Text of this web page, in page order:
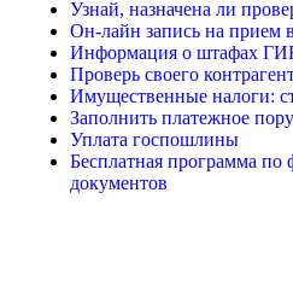
Узнай, назначена ли
Он-лайн запись на прием
Информация о штафах
Проверь своего
Имущественные налоги:
Заполнить платежное
Уплата госпошлины
Бесплатная программа
документов